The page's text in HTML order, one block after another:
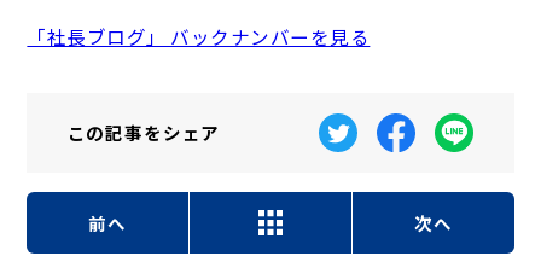
「社長ブログ」 バックナンバーを見る
この記事をシェア
前へ 次へ